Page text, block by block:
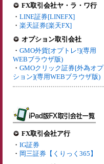
FX取引会社ヤ・ラ・ワ行
・ LINE証券[LINEFX]
・ 楽天証券[楽天FX]
オプション取引会社
・ GMO外貨[オプトレ!](専用
WEBブラウザ版)
・ GMOクリック証券[外為オプ
ション](専用WEBブラウザ版)
FX取引会社ア行
・ IG証券
・ 岡三証券【くりっく365】